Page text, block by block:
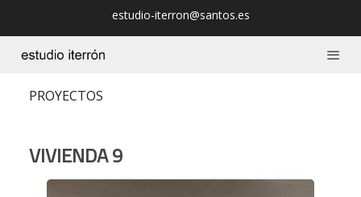
estudio-iterron@santos.es
PROYECTOS
VIVIENDA 9